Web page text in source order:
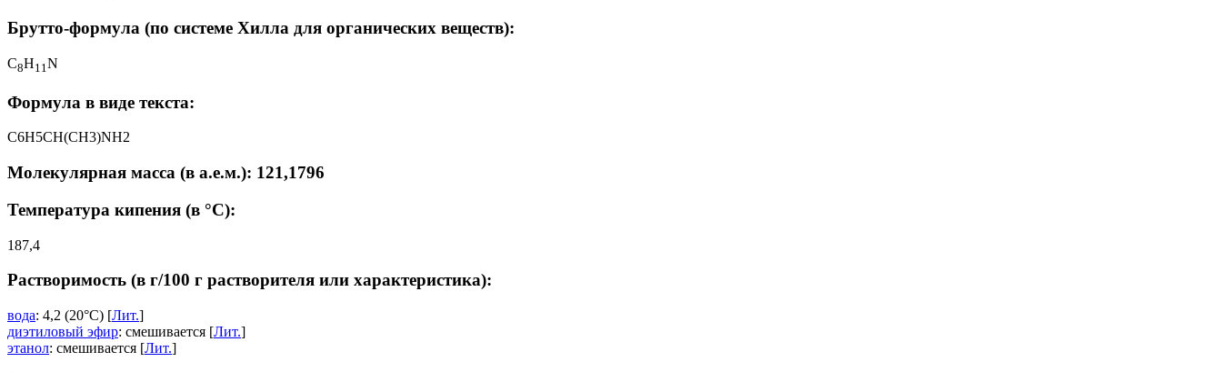
Брутто-формула (по системе Хилла для органических веществ):
C8H1 1 N
Формула в виде текста:
C6H5CH(CH3)NH2
Молекулярная масса (в а.е.м.): 121,1796
Температура кипения (в °C):
187,4
Растворимость (в г/100 г растворителя или характеристика):
вода: 4,2 (20°C) [Лит.]
диэтиловый эфир: смешивается [Лит.]
этанол: смешивается [Лит.]